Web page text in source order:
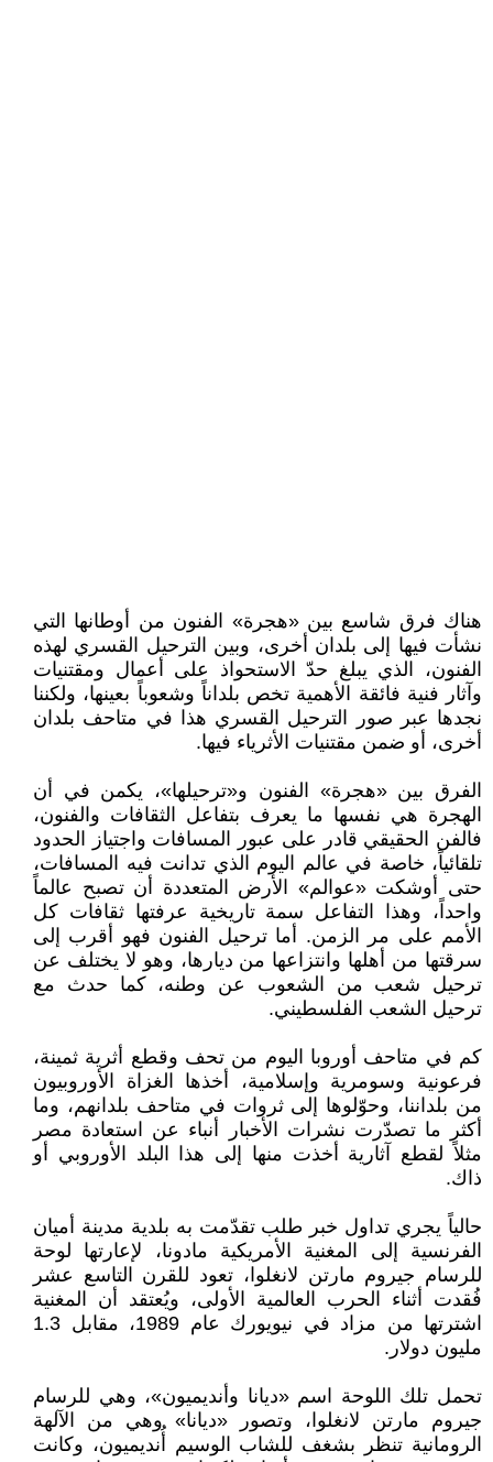
هناك فرق شاسع بين «هجرة» الفنون من أوطانها التي
نشأت فيها إلى بلدان أخرى، وبين الترحيل القسري لهذه
الفنون، الذي يبلغ حدّ الاستحواذ على أعمال ومقتنيات
وآثار فنية فائقة الأهمية تخص بلداناً وشعوباً بعينها، ولكننا
نجدها عبر صور الترحيل القسري هذا في متاحف بلدان
أخرى، أو ضمن مقتنيات الأثرياء فيها.
الفرق بين «هجرة» الفنون و«ترحيلها»، يكمن في أن
الهجرة هي نفسها ما يعرف بتفاعل الثقافات والفنون،
فالفن الحقيقي قادر على عبور المسافات واجتياز الحدود
تلقائياً، خاصة في عالم اليوم الذي تدانت فيه المسافات،
حتى أوشكت «عوالم» الأرض المتعددة أن تصبح عالماً
واحداً، وهذا التفاعل سمة تاريخية عرفتها ثقافات كل
الأمم على مر الزمن. أما ترحيل الفنون فهو أقرب إلى
سرقتها من أهلها وانتزاعها من ديارها، وهو لا يختلف عن
ترحيل شعب من الشعوب عن وطنه، كما حدث مع
ترحيل الشعب الفلسطيني.
كم في متاحف أوروبا اليوم من تحف وقطع أثرية ثمينة،
فرعونية وسومرية وإسلامية، أخذها الغزاة الأوروبيون
من بلداننا، وحوّلوها إلى ثروات في متاحف بلدانهم، وما
أكثر ما تصدّرت نشرات الأخبار أنباء عن استعادة مصر
مثلاً لقطع آثارية أخذت منها إلى هذا البلد الأوروبي أو
ذاك.
حالياً يجري تداول خبر طلب تقدّمت به بلدية مدينة أميان
الفرنسية إلى المغنية الأمريكية مادونا، لإعارتها لوحة
للرسام جيروم مارتن لانغلوا، تعود للقرن التاسع عشر
فُقدت أثناء الحرب العالمية الأولى، ويُعتقد أن المغنية
اشترتها من مزاد في نيويورك عام 1989، مقابل 1.3
مليون دولار.
تحمل تلك اللوحة اسم «ديانا وأنديميون»، وهي للرسام
جيروم مارتن لانغلوا، وتصور «ديانا» وهي من الآلهة
الرومانية تنظر بشغف للشاب الوسيم أُنديميون، وكانت